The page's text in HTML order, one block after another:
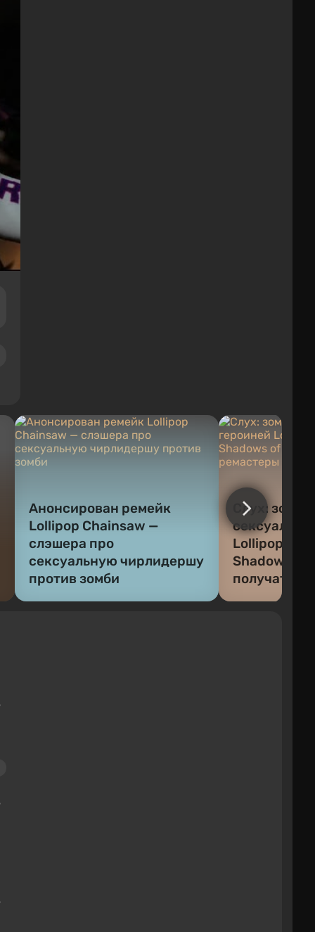
Анонсирован ремейк
Lollipop Chainsaw —
слэшера про
сексуальную чирлидершу
против зомби
Слух:
Lollipop
Shadows of
получат